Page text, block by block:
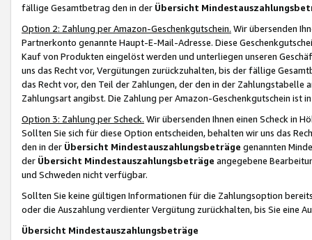
fällige Gesamtbetrag den in der Übersicht
Option 2: Zahlung per Amazon-Geschenkgutschein. Wir übersenden
Partnerkonto genannte Haupt-E-Mail-Adresse. Diese
Kauf von Produkten eingelöst werden und unterliegen unseren
uns das Recht vor, Vergütungen zurückzuhalten, bis der fällige
das Recht vor, den Teil der Zahlungen, der den in der
Zahlungsart angibst. Die Zahlung per Amazon-Geschenkgutschein ist
Option 3: Zahlung per Scheck. Wir übersenden Ihnen einen Scheck in
Sollten Sie sich für diese Option entscheiden, behalten wir uns das
den in der Übersicht Mindestauszahlungsbeträge genannten
der Übersicht Mindestauszahlungsbeträge angegebene
und Schweden nicht verfügbar.
Sollten Sie keine gültigen Informationen für die Zahlungsoption
oder die Auszahlung verdienter Vergütung zurückhalten, bis Sie
Übersicht Mindestauszahlungsbeträge